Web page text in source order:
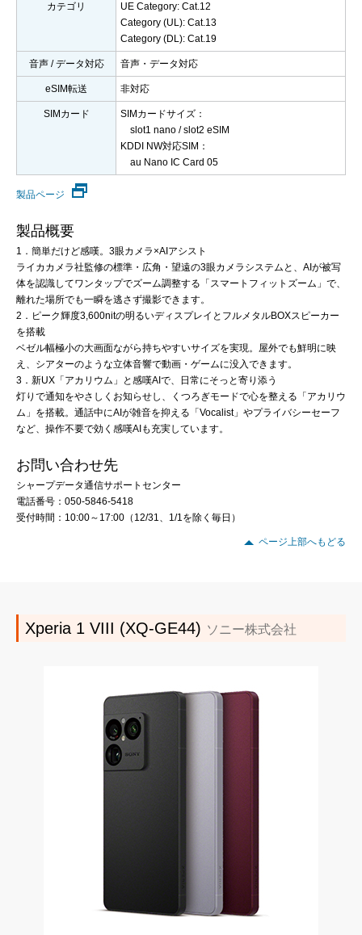
カテゴリ
UE Category: Cat.12
Category (UL): Cat.13
Category (DL): Cat.19
音声 / データ対応 音声・データ対応
eSIM転送 非対応
SIMカード
SIMカードサイズ：
slot1 nano / slot2 eSIM
KDDI NW対応SIM：
au Nano IC Card 05
製品ページ
製品概要
1．簡単だけど感嘆。3眼カメラ×AIアシスト
ライカカメラ社監修の標準・広角・望遠の3眼カメラシステムと、AIが被写
体を認識してワンタップでズーム調整する「スマートフィットズーム」で、
離れた場所でも一瞬を逃さず撮影できます。
2．ピーク輝度3,600nitの明るいディスプレイとフルメタルBOXスピーカー
を搭載
ベゼル幅極小の大画面ながら持ちやすいサイズを実現。屋外でも鮮明に映
え、シアターのような立体音響で動画・ゲームに没入できます。
3．新UX「アカリウム」と感嘆AIで、日常にそっと寄り添う
灯りで通知をやさしくお知らせし、くつろぎモードで心を整える「アカリウ
ム」を搭載。通話中にAIが雑音を抑える「Vocalist」やプライバシーセーフ
など、操作不要で効く感嘆AIも充実しています。
お問い合わせ先
シャープデータ通信サポートセンター
電話番号：050-5846-5418
受付時間：10:00～17:00（12/31、1/1を除く毎日）
ページ上部へもどる
Xperia 1 VIII (XQ-GE44) ソニー株式会社